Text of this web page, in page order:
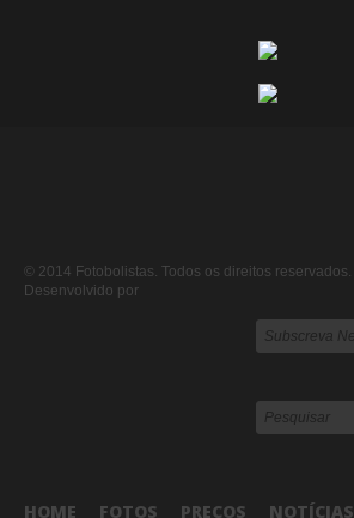
© 2014 Fotobolistas. Todos os direitos reservados.
Desenvolvido por
HOME FOTOS PREÇOS NOTÍCIAS